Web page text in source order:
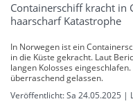
Containerschiff kracht in
haarscharf Katastrophe
In Norwegen ist ein
in die Küste gekracht. Laut
langen Kolosses
überraschend gelassen.
Veröffentlicht:Sa 24.05.2025 |